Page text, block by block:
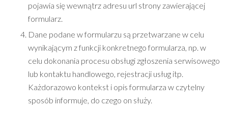
pojawia się wewnątrz adresu url strony zawierającej
formularz.
Dane podane w formularzu są przetwarzane w celu
wynikającym z funkcji konkretnego formularza, np. w
celu dokonania procesu obsługi zgłoszenia serwisowego
lub kontaktu handlowego, rejestracji usług itp.
Każdorazowo kontekst i opis formularza w czytelny
sposób informuje, do czego on służy.